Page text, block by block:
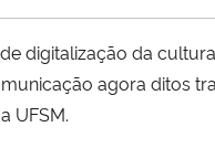
digitalização da
agora ditos
UFSM.